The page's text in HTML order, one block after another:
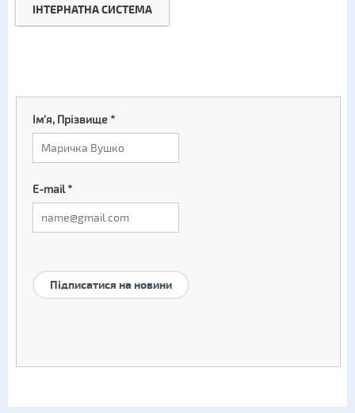
ІНТЕРНАТНА СИСТЕМА
Ім'я, Прізвище*
E-mail*
Підписатися на новини